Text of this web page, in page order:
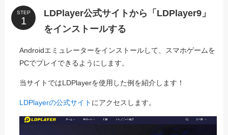
STEP
LDPlayer公式サイトから「LDPlayer9」
をインストールする
Androidエミュレーターをインストールして、スマホゲームを
PCでプレイできるようにします。
当サイトではLDPlayerを使用した例を紹介します！
LDPlayerの公式サイト にアクセスします。